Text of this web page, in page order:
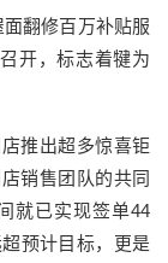
翻修百万补贴服
开，标志着犍为
推出超多惊喜钜
销售团队的共同
就已实现签单44
预计目标，更是